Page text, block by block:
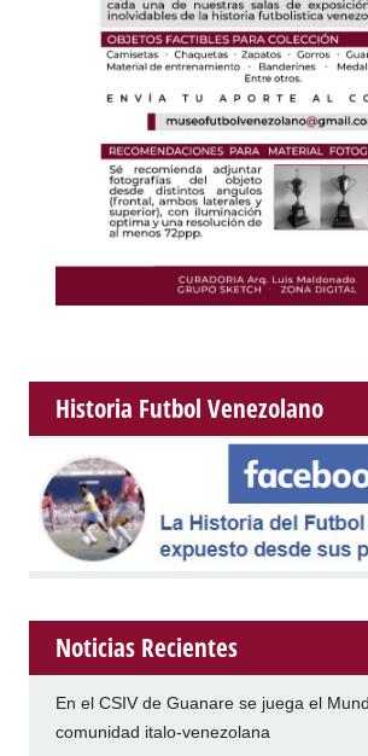
Historia Futbol Venezolano
Noticias Recientes
En el CSIV de Guanare se juega el
comunidad italo-venezolana